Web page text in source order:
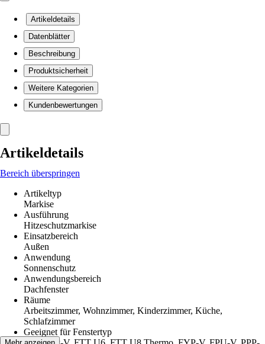
Artikeldetails
Datenblätter
Beschreibung
Produktsicherheit
Weitere Kategorien
Kundenbewertungen
Artikeldetails
Bereich überspringen
Artikeltyp
Markise
Ausführung
Hitzeschutzmarkise
Einsatzbereich
Außen
Anwendung
Sonnenschutz
Anwendungsbereich
Dachfenster
Räume
Arbeitszimmer, Wohnzimmer, Kinderzimmer, Küche,
Schlafzimmer
Geeignet für Fenstertyp